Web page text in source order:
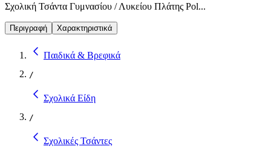
Σχολική Τσάντα Γυμνασίου / Λυκείου Πλάτης Pol...
Περιγραφή Χαρακτηριστικά
Παιδικά & Βρεφικά
/
Σχολικά Είδη
/
Σχολικές Τσάντες